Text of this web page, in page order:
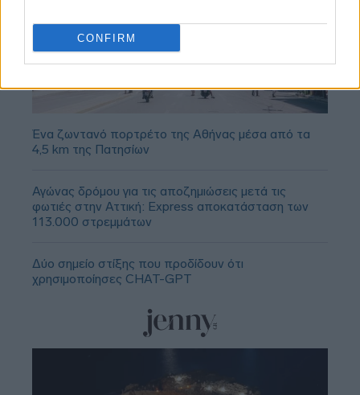
CONFIRM
Ένα ζωντανό πορτρέτο της Αθήνας μέσα από τα
4,5 km της Πατησίων
Αγώνας δρόμου για τις αποζημιώσεις μετά τις
φωτιές στην Αττική: Express αποκατάσταση των
113.000 στρεμμάτων
Δύο σημείο στίξης που προδίδουν ότι
χρησιμοποίησες CHAT-GPT